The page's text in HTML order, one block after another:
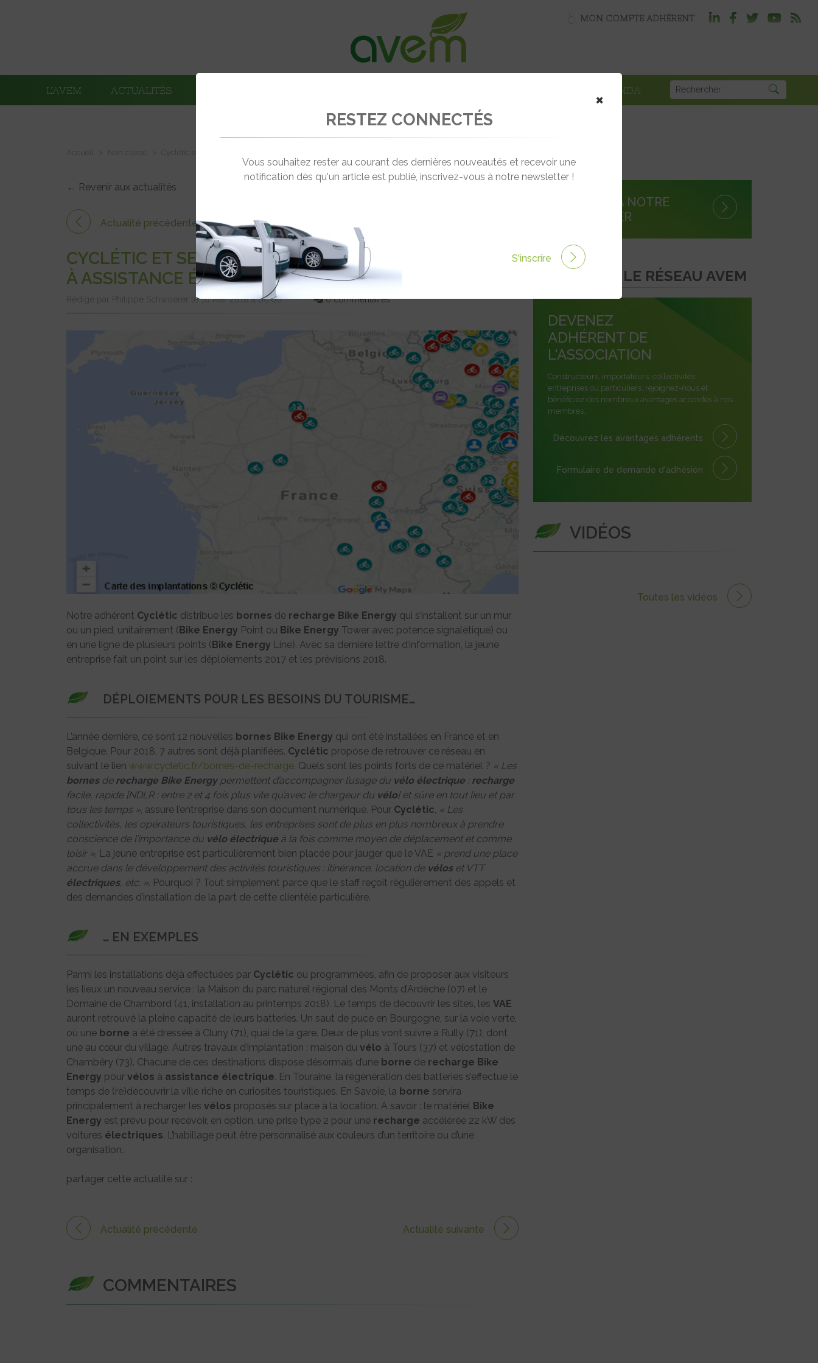
MON COMPTE ADHÉRENT
L’AVEM ACTUALITÉS AGENDA
← Revenir aux actualités
Actualité précédente
CYCLÉTIC ET SES BORNES DE RECHARGE POUR VÉLOS
À ASSISTANCE ÉLECTRIQUE
Rédigé par Philippe Schwoerer le 16 Mar 2018 à 00:00 0 commentaires
Notre adhérent Cyclétic distribue les bornes de recharge Bike Energy qui s’installent sur un mur
ou un pied, unitairement ( Bike Energy Point ou Bike Energy Tower avec potence signalétique) ou
en une ligne de plusieurs points ( Bike Energy Line). Avec sa dernière lettre d’information, la jeune
entreprise fait un point sur les déploiements 2017 et les prévisions 2018.
DÉPLOIEMENTS POUR LES BESOINS DU TOURISME…
L’année dernière, ce sont 12 nouvelles bornes Bike Energy qui ont été installées en France et en
Belgique. Pour 2018, 7 autres sont déjà planifiées. Cyclétic propose de retrouver ce réseau en
suivant le lien www.cycletic.fr/bornes-de-recharge. Quels sont les points forts de ce matériel ? « Les
bornesde recharge Bike Energypermettent d’accompagner l’usage du vélo électrique : recharge
facile, rapide [NDLR : entre 2 et 4 fois plus vite qu’avec le chargeur du vélo] et sûre en tout lieu et par
tous les temps », assure l’entreprise dans son document numérique. Pour Cyclétic, « Les
collectivités, les opérateurs touristiques, les entreprises sont de plus en plus nombreux à prendre
conscience de l’importance du vélo électrique à la fois comme moyen de déplacement et comme
loisir ». La jeune entreprise est particulièrement bien placée pour jauger que le VAE « prend une place
accrue dans le développement des activités touristiques : itinérance, location de véloset VTT
électriques, etc. ». Pourquoi ? Tout simplement parce que le staff reçoit régulièrement des appels et
des demandes d’installation de la part de cette clientèle particulière.
… EN EXEMPLES
Parmi les installations déjà effectuées par Cyclétic ou programmées, afin de proposer aux visiteurs
les lieux un nouveau service : la Maison du parc naturel régional des Monts d’Ardèche (07) et le
Domaine de Chambord (41, installation au printemps 2018). Le temps de découvrir les sites, les VAE
auront retrouvé la pleine capacité de leurs batteries. Un saut de puce en Bourgogne, sur la voie verte,
où une borne a été dressée à Cluny (71), quai de la gare. Deux de plus vont suivre à Rully (71), dont
une au cœur du village. Autres travaux d’implantation : maison du vélo à Tours (37) et vélostation de
Chambéry (73). Chacune de ces destinations dispose désormais d’une borne de recharge Bike
Energy pour vélos à assistance électrique. En Touraine, la régénération des batteries s’effectue le
temps de (re)découvrir la ville riche en curiosités touristiques. En Savoie, la borne servira
principalement à recharger les vélos proposés sur place à la location. A savoir : le matériel Bike
Energy est prévu pour recevoir, en option, une prise type 2 pour une recharge accélérée 22 kW des
voitures électriques. L’habillage peut être personnalisé aux couleurs d’un territoire ou d’une
organisation.
partager cette actualité sur :
Actualité précédente Actualité suivante
COMMENTAIRES
S'INSCRIRE À NOTRE
NEWSLETTER
REJOINDRE LE RÉSEAU AVEM
DEVENEZ
ADHÉRENT DE
L'ASSOCIATION
Constructeurs, importateurs, collectivités,
entreprises ou particuliers, rejoignez-nous et
bénéficiez des nombreux avantages accordés à nos
membres.
Découvrez les avantages adhérents
Formulaire de demande d'adhésion
VIDÉOS
Toutes les vidéos
×
RESTEZ CONNECTÉS
Vous souhaitez rester au courant des dernières nouveautés et recevoir une
notification dès qu'un article est publié, inscrivez-vous à notre newsletter !
S'inscrire